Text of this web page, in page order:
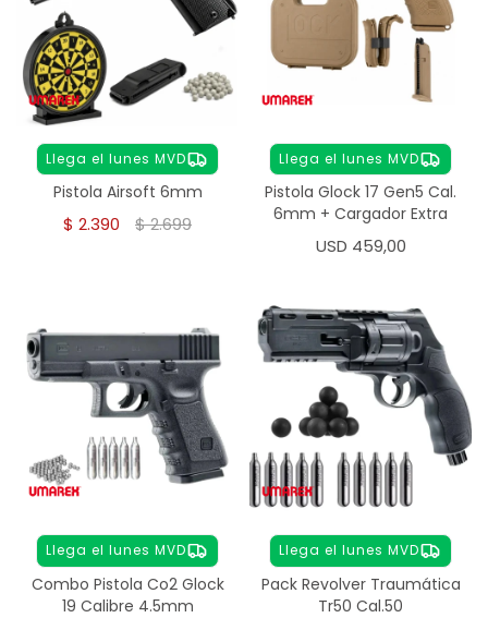
Llega el lunes MVD
Pistola Airsoft 6mm
$ 2.390 $2.699
Llega el lunes MVD
Pistola Glock 17 Gen5 Cal.
6mm + Cargador Extra
USD 459,00
Llega el lunes MVD
Combo Pistola Co2 Glock
19 Calibre 4.5mm
Llega el lunes MVD
Pack Revolver Traumática
Tr50 Cal.50